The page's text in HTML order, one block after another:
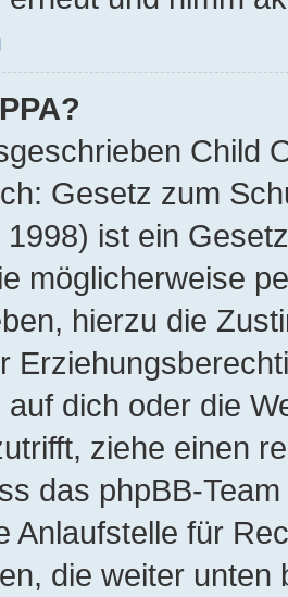
Child
Gesetz zum
ist ein
möglicherweise
hierzu die
auf dich oder die
ziehe einen
das phpBB-
Anlaufstelle für
die weiter unten